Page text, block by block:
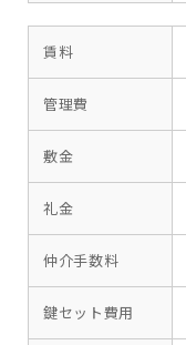
賃料
管理費
敷金
礼金
仲介手数料
鍵セット費用